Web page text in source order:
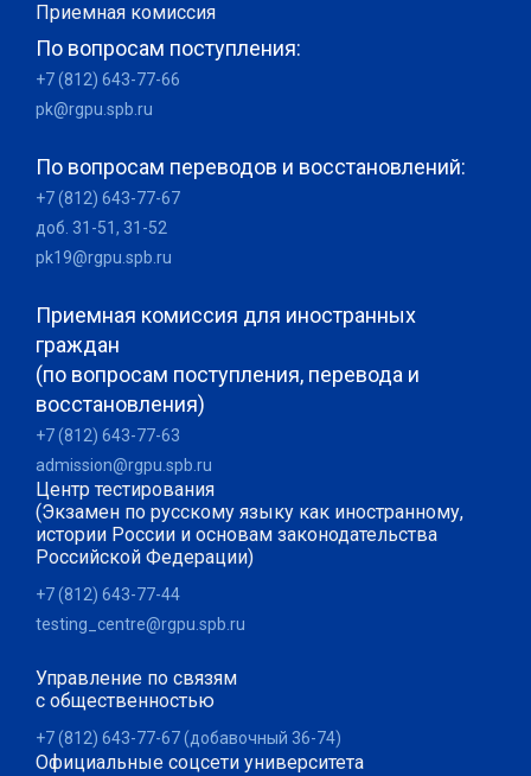
Приемная комиссия
По вопросам поступления:
+7 (812) 643-77-66
pk@rgpu.spb.ru
По вопросам переводов и восстановлений:
+7 (812) 643-77-67
доб. 31-51, 31-52
pk19@rgpu.spb.ru
Приемная комиссия для иностранных
граждан
(по вопросам поступления, перевода и
восстановления)
+7 (812) 643-77-63
admission@rgpu.spb.ru
Центр тестирования
(Экзамен по русскому языку как иностранному,
истории России и основам законодательства
Российской Федерации)
+7 (812) 643-77-44
testing_centre@rgpu.spb.ru
Управление по связям
с общественностью
+7 (812) 643-77-67 (добавочный 36-74)
Официальные соцсети университета